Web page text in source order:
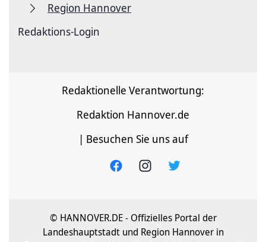
Region Hannover
Redaktions-Login
Redaktionelle Verantwortung:
Redaktion Hannover.de
| Besuchen Sie uns auf
© HANNOVER.DE - Offizielles Portal der
Landeshauptstadt und Region Hannover in